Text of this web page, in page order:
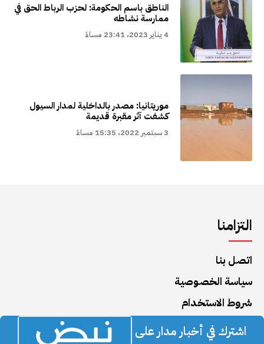
الناطق باسم الحكومة: لحزب الرباط الحق في
ممارسة نشاطه
4 يناير 2023، 23:41 مساءً
موريتانيا: مصدر بالداخلية لمدار السيول
كشفت آثر مقبرة قديمة
3 سبتمبر 2022، 15:35 مساءً
التزامنا
اتصل بنا
سياسة الخصوصية
شروط الاستخدام
اشترك في أخبار مدار على